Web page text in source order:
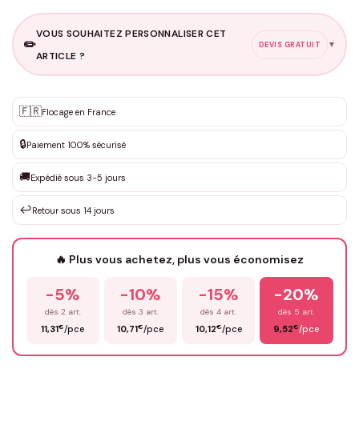
✏️
VOUS SOUHAITEZ PERSONNALISER CET
ARTICLE ?
DEVIS GRATUIT ▼
✨ Personnalisation sur mesure
DEVIS GRATUIT · Personnalisation de 3 à 10€ selon la demande
Que souhaitez-vous ?*
Votre texte / idée*
Prénom*
🇫🇷Flocage en France
🔒Paiement 100% sécurisé
🚚Expédié sous 3-5 jours
↩️Retour sous 14 jours
🔥 Plus vous achetez, plus vous économisez
-5%
dès 2 art.
11,31€/pce
-10%
dès 3 art.
10,71€/pce
-15%
dès 4 art.
10,12€/pce
-20%
dès 5 art.
9,52€/pce